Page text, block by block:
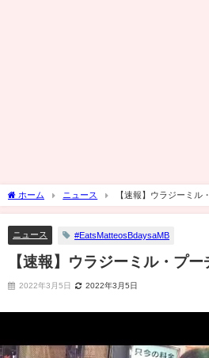
ホーム ニュース 【速報】ウラジーミル
ニュース #EatsMatteosBdaysaMB
【速報】ウラジーミル・プ
2022年3月5日 2022年3月5日